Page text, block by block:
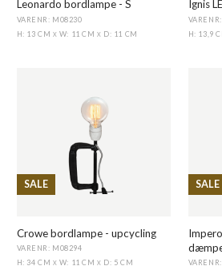
Leonardo bordlampe - S
VARENR: M08230
H: 13 CM X W: 11 CM X D: 11 CM
Ignis
H: 13,9
SALE
Crowe bordlampe - upcycling
VARENR: M08294
H: 34 CM X W: 11 CM X D: 5 CM
SALE